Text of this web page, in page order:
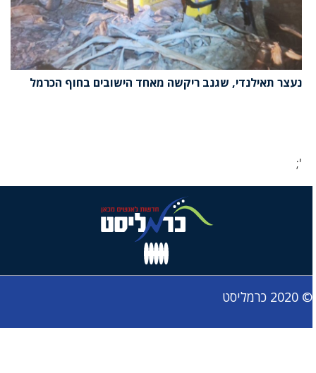
נעצר תאילנדי, שגנב ריקשה מאחד הישובים בחוף הכרמל
';
© 2020 כרמליסט